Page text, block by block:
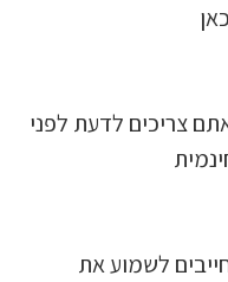
לדעת לפני
לשמוע את